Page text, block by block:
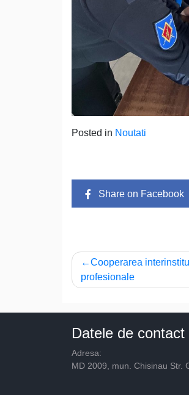
Posted in Noutati
Share on Facebook
Navigare
în
articole
Cooperarea
profesionale
Datele de contact
Adresa:
MD 2009, mun. Chisinau Str.